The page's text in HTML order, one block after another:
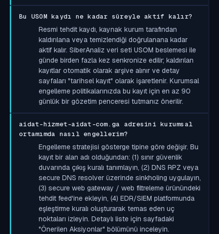
Bu USOM kaydı ne kadar süreyle aktif kalır?
Resmi tehdit kaydı, kaynak kurum tarafından
kaldırılana veya temizlendiği doğrulanana kadar
aktif kalır. SiberAnaliz veri seti USOM beslemesi ile
günde birden fazla kez senkronize edilir; kaldırılan
kayıtlar otomatik olarak arşive alınır ve detay
sayfaları "tarihsel kayıt" olarak işaretlenir. Kurumsal
engelleme politikalarınızda bu kayıt için en az 90
günlük bir gözetim penceresi tutmanız önerilir.
aidat-hizmet-aidat-com.ga adresini kurumsal
ortamımda nasıl engellerim?
Engelleme stratejisi gösterge tipine göre değişir. Bu
kayıt bir alan adı olduğundan: (1) sınır güvenlik
duvarında çıkış kuralı tanımlayın, (2) DNS RPZ veya
secure DNS resolver üzerinde sinkholing uygulayın,
(3) secure web gateway / web filtreleme ürünündeki
tehdit feed'ine ekleyin, (4) EDR/SIEM platformunda
eşleştirme kuralı oluşturarak temas eden uç
noktaları izleyin. Detaylı liste için sayfadaki
"Önerilen Aksiyonlar" bölümünü inceleyin.